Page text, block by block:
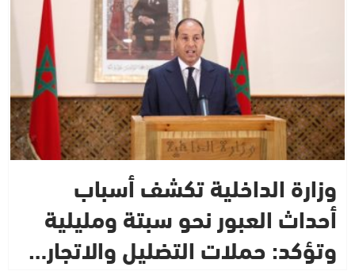
وزارة الداخلية تكشف أسباب
أحداث العبور نحو سبتة ومليلية
وتؤكد: حملات التضليل والاتجار…